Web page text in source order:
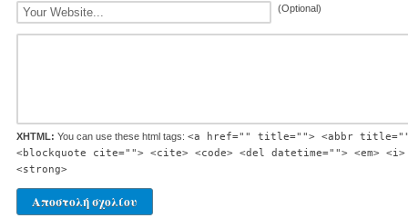
(Optional)
XHTML: You can use these html tags: <a href="" title=""> <abbr
<blockquote cite=""> <cite> <code> <del datetime=""> <em>
<strong>